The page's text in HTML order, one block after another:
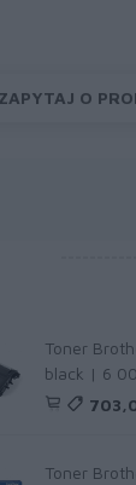
ZAPYTAJ O
Toner
black | 6
Toner